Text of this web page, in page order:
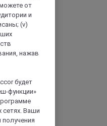
от
и
(v)
нажав
будет
функции»
сетях. Ваши